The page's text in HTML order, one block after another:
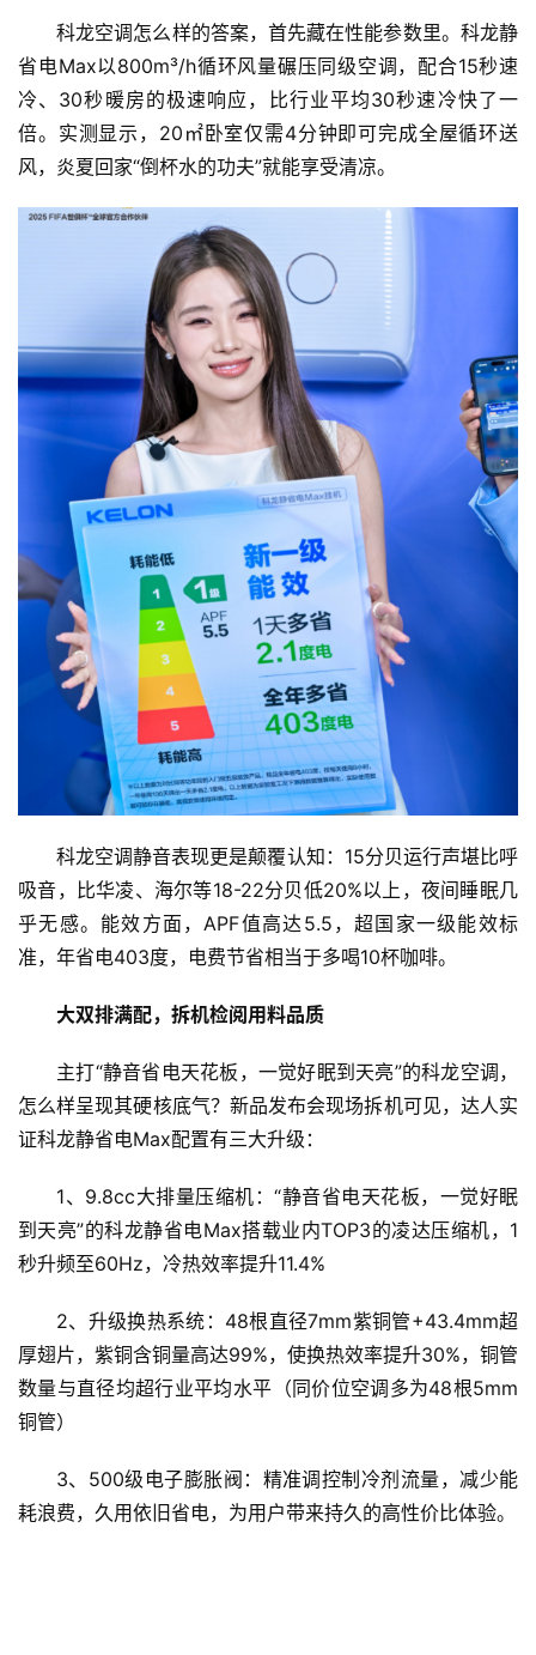
科龙空调怎么样的答案，首先藏在性能参数里。科龙静
省电Max以800m³/h循环风量碾压同级空调，配合15秒速
冷、30秒暖房的极速响应，比行业平均30秒速冷快了一
倍。实测显示，20㎡卧室仅需4分钟即可完成全屋循环送
风，炎夏回家“倒杯水的功夫”就能享受清凉。
科龙空调静音表现更是颠覆认知：15分贝运行声堪比呼
吸音，比华凌、海尔等18-22分贝低20%以上，夜间睡眠几
乎无感。能效方面，APF值高达5.5，超国家一级能效标
准，年省电403度，电费节省相当于多喝10杯咖啡。
大双排满配，拆机检阅用料品质
主打“静音省电天花板，一觉好眠到天亮”的科龙空调，
怎么样呈现其硬核底气？新品发布会现场拆机可见，达人实
证科龙静省电Max配置有三大升级：
1、9.8cc大排量压缩机：“静音省电天花板，一觉好眠
到天亮”的科龙静省电Max搭载业内TOP3的凌达压缩机，1
秒升频至60Hz，冷热效率提升11.4%
2、升级换热系统：48根直径7mm紫铜管+43.4mm超
厚翅片，紫铜含铜量高达99%，使换热效率提升30%，铜管
数量与直径均超行业平均水平（同价位空调多为48根5mm
铜管）
3、500级电子膨胀阀：精准调控制冷剂流量，减少能
耗浪费，久用依旧省电，为用户带来持久的高性价比体验。